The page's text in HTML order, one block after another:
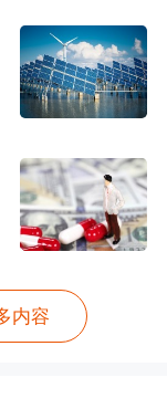
可转换公司
在办理交割
金，标准为
内容